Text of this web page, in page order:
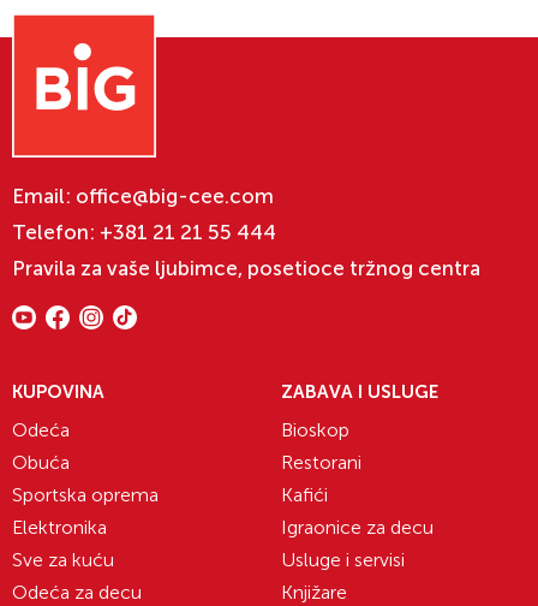
Email: office@big-cee.com
Telefon: +381 21 21 55 444
Pravila za vaše ljubimce, posetioce tržnog centra
KUPOVINA
Odeća
Obuća
Sportska oprema
Elektronika
Sve za kuću
Odeća za decu
ZABAVA I USLUGE
Bioskop
Restorani
Kafići
Igraonice za decu
Usluge i servisi
Knjižare